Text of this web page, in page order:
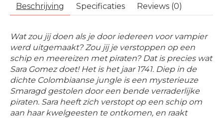
Beschrijving Specificaties Reviews (0)
Wat zou jij doen als je door iedereen voor vampier
werd uitgemaakt? Zou jij je verstoppen op een
schip en meereizen met piraten? Dat is precies wat
Sara Gomez doet! Het is het jaar 1741. Diep in de
dichte Colombiaanse jungle is een mysterieuze
Smaragd gestolen door een bende verraderlijke
piraten. Sara heeft zich verstopt op een schip om
aan haar kwelgeesten te ontkomen, en raakt